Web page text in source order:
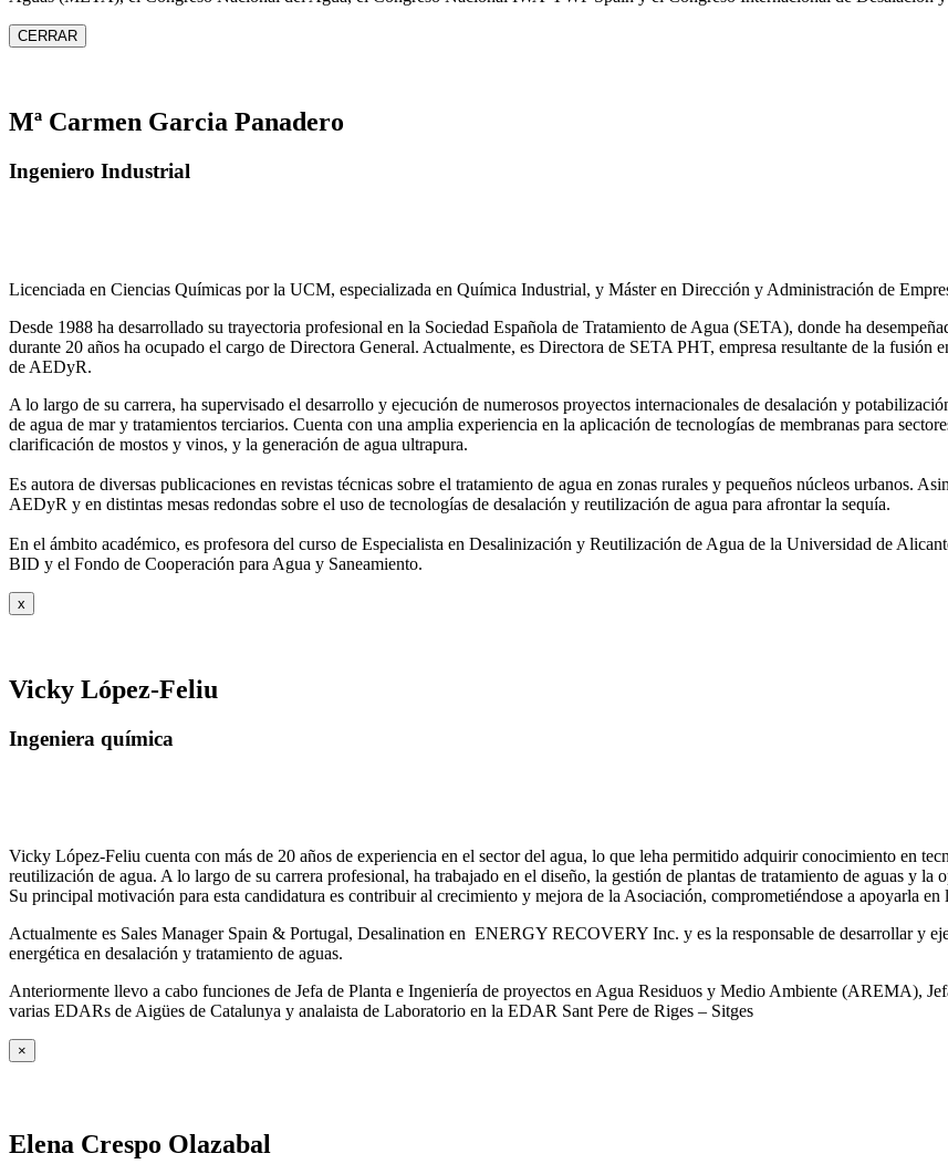
CERRAR
Mª Carmen Garcia Panadero
Ingeniero Industrial
Licenciada en Ciencias Químicas por la UCM, especializada en Química Industrial, y Máster en Dirección y Administración de
Desde 1988 ha desarrollado su trayectoria profesional en la Sociedad Española de Tratamiento de Agua (SETA), donde ha
durante 20 años ha ocupado el cargo de Directora General. Actualmente, es Directora de SETA PHT, empresa resultante de la
de AEDyR.
A lo largo de su carrera, ha supervisado el desarrollo y ejecución de numerosos proyectos internacionales de desalación y
de agua de mar y tratamientos terciarios. Cuenta con una amplia experiencia en la aplicación de tecnologías de membranas para
clarificación de mostos y vinos, y la generación de agua ultrapura.
Es autora de diversas publicaciones en revistas técnicas sobre el tratamiento de agua en zonas rurales y pequeños núcleos urbanos.
AEDyR y en distintas mesas redondas sobre el uso de tecnologías de desalación y reutilización de agua para afrontar la sequía.
En el ámbito académico, es profesora del curso de Especialista en Desalinización y Reutilización de Agua de la Universidad de
BID y el Fondo de Cooperación para Agua y Saneamiento.
x
Vicky López-Feliu
Ingeniera química
Vicky López-Feliu cuenta con más de 20 años de experiencia en el sector del agua, lo que leha permitido adquirir conocimiento en
reutilización de agua. A lo largo de su carrera profesional, ha trabajado en el diseño, la gestión de plantas de tratamiento de aguas y
Su principal motivación para esta candidatura es contribuir al crecimiento y mejora de la Asociación, comprometiéndose a apoyarla
Actualmente es Sales Manager Spain & Portugal, Desalination en ENERGY RECOVERY Inc. y es la responsable de desarrollar y
energética en desalación y tratamiento de aguas.
Anteriormente llevo a cabo funciones de Jefa de Planta e Ingeniería de proyectos en Agua Residuos y Medio Ambiente (AREMA),
varias EDARs de Aigües de Catalunya y analaista de Laboratorio en la EDAR Sant Pere de Riges – Sitges
×
Elena Crespo Olazabal